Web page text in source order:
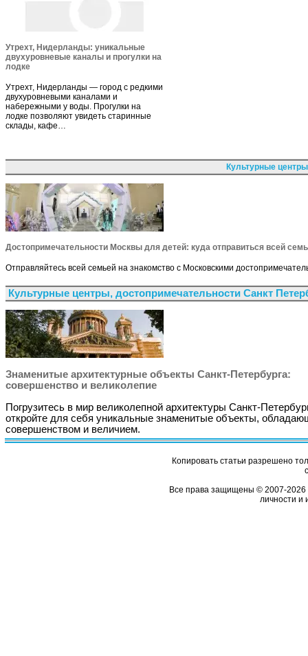
Утрехт, Нидерланды: уникальные
двухуровневые каналы и прогулки на
лодке
Утрехт, Нидерланды — город с редкими
двухуровневыми каналами и
набережными у воды. Прогулки на
лодке позволяют увидеть старинные
склады, кафе…
Культурные
Достопримечательности Москвы для детей: куда отправиться всей
Отправляйтесь всей семьей на знакомство с Московскими
Культурные центры, достопримечательности Санкт
Знаменитые архитектурные объекты Санкт-Петербурга:
совершенство и великолепие
Погрузитесь в мир великолепной архитектуры Санкт-
откройте для себя уникальные знаменитые объекты,
совершенством и величием.
Копировать статьи разрешено
Все права защищены © 2007-2026
личности и